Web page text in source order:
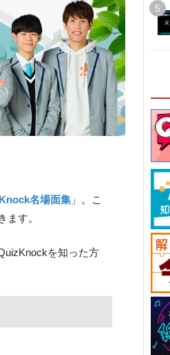
名場面集 」。こ
ます。
を知った方
5